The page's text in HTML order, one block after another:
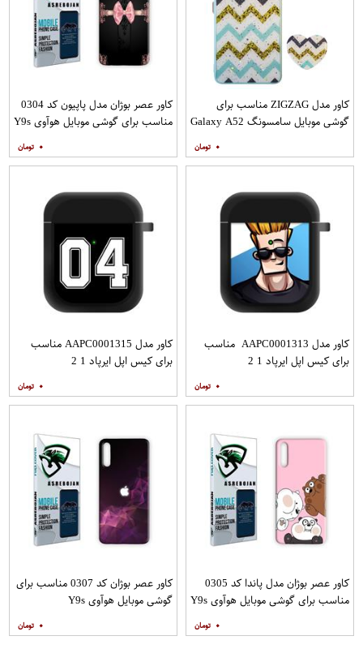
کاور مدل ZIGZAG مناسب برای
گوشی موبایل سامسونگ Galaxy A52
۰
کاور عصر بوژان مدل پاپیون کد 0304
مناسب برای گوشی موبایل هوآوی Y9s
۰
کاور مدل AAPC0001313 مناسب
برای کیس اپل ایرپاد 1 2
۰
کاور مدل AAPC0001315 مناسب
برای کیس اپل ایرپاد 1 2
۰
کاور عصر بوژان مدل پاندا کد 0305
مناسب برای گوشی موبایل هوآوی Y9s
۰
کاور عصر بوژان کد 0307 مناسب برای
گوشی موبایل هوآوی Y9s
۰